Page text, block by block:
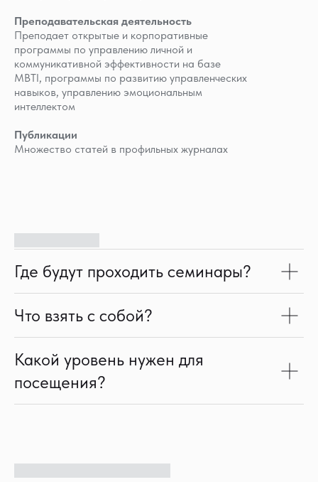
Преподавательская деятельность
Преподает открытые и корпоративные
программы по управлению личной и
коммуникативной эффективности на базе
MBTI, программы по развитию управленческих
навыков, управлению эмоциональным
интеллектом
Публикации
Множество статей в профильных журналах
2016 — Академия EY совместно с ОРР,
сертифицированный практик MBTI
2003–2015 — Различные курсы и обучающие
программы в области управления
персоналом
сообщения, математик
Где будут проходить семинары?
Что взять с собой?
Какой уровень нужен для
посещения?